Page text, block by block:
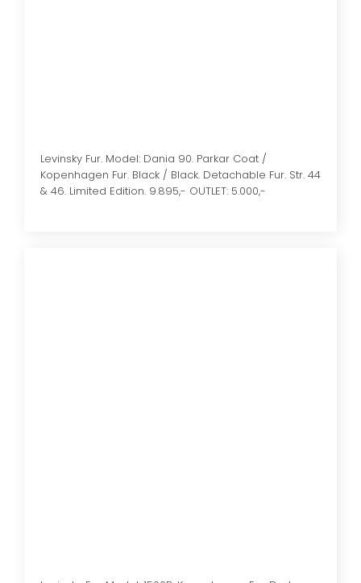
Levinsky Fur. Model: Dania 90. Parkar Coat /
Kopenhagen Fur. Black / Black. Detachable Fur. Str. 44
& 46. Limited Edition. 9.895,- OUTLET: 5.000,-